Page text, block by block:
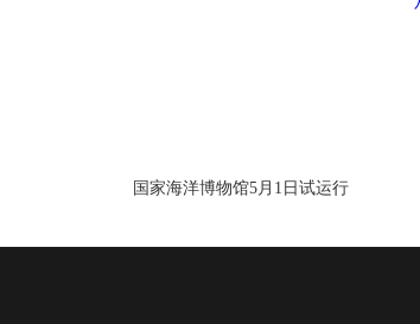
国家海洋博物馆5月1日试运行